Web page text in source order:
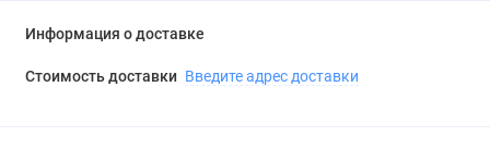
Информация о доставке
Стоимость доставки Введите адрес доставки